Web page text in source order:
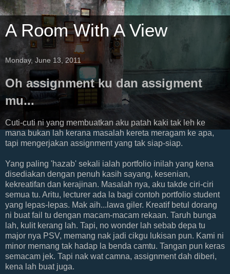
A Room With A View
Monday, June 13, 2011
Oh assignment ku dan assigment
mu...
Cuti-cuti ni yang membuatkan aku patah kaki tak leh ke
mana bukan lah kerana masalah kereta meragam ke apa,
tapi mengerjakan assignment yang tak siap-siap.
Yang paling 'hazab' sekali ialah portfolio inilah yang kena
disediakan dengan penuh kasih sayang, kesenian,
kekreatifan dan kerajinan. Masalah nya, aku takde ciri-ciri
semua tu. Aritu, lecturer ada la bagi contoh portfolio student
yang lepas-lepas. Mak aih...lawa giler. Kreatif betul dorang
ni buat fail tu dengan macam-macam rekaan. Taruh bunga
lah, kulit kerang lah. Tapi, no wonder lah sebab depa tu
major nya PSV, memang nak jadi cikgu lukisan pun. Kami ni
minor memang tak hadap la benda camtu. Tangan pun keras
semacam jek. Tapi nak wat camna, assignment dah diberi,
kena lah buat juga.